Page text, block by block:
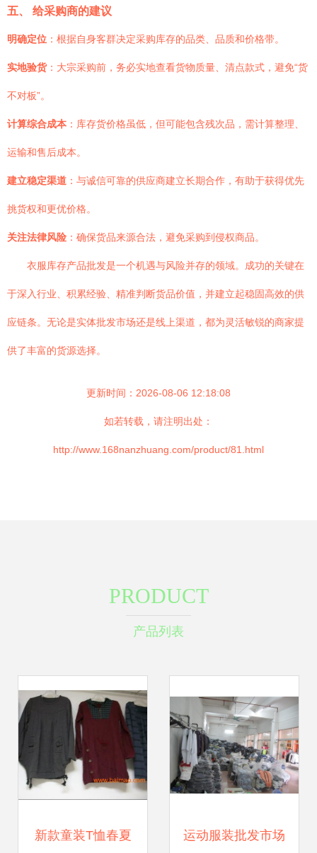
五、 给采购商的建议
明确定位 ：根据自身客群决定采购库存的品类、品质和价格带。
实地验货：大宗采购前，务必实地查看货物质量、清点款式，避免“货
不对板”。
计算综合成本 ：库存货价格虽低，但可能包含残次品，需计算整理、
运输和售后成本。
建立稳定渠道 ：与诚信可靠的供应商建立长期合作，有助于获得优先
挑货权和更优价格。
关注法律风险 ：确保货品来源合法，避免采购到侵权商品。
衣服库存产品批发是一个机遇与风险并存的领域。成功的关键在
于深入行业、积累经验、精准判断货品价值，并建立起稳固高效的供
应链条。无论是实体批发市场还是线上渠道，都为灵活敏锐的商家提
供了丰富的货源选择。
更新时间：2026-08-06 12:18:08
如若转载，请注明出处：
http://www.168nanzhuang.com/product/81.html
PRODUCT
产品列表
新款童装T恤春夏 运动服装批发市场